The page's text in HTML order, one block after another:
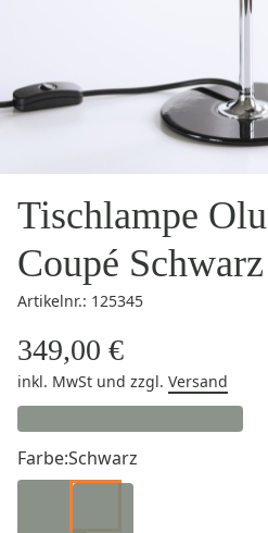
Tischlampe
Coupé Schwarz
Artikelnr.: 125345
349,00 €
inkl. MwSt und zzgl. Versand
Farbe:Schwarz